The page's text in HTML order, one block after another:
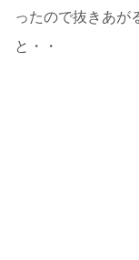
ったので抜きあが
と・・